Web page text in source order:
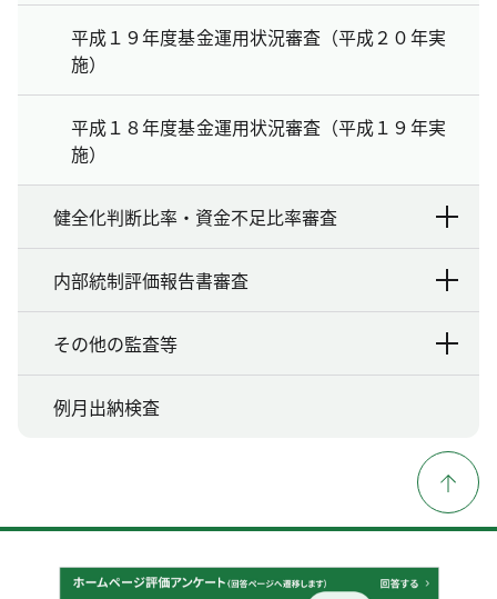
平成１９年度基金運用状況審査（平成２０年実
施）
平成１８年度基金運用状況審査（平成１９年実
施）
健全化判断比率・資金不足比率審査
内部統制評価報告書審査
その他の監査等
例月出納検査